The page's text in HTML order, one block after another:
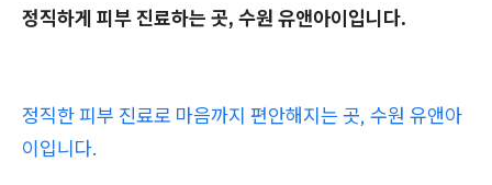
정직하게 피부 진료하는 곳, 수원 유앤아이입니다.
정직한 피부 진료로 마음까지 편안해지는 곳, 수원 유앤아
이입니다.